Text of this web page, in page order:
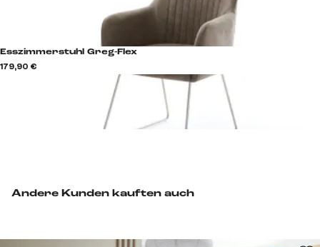
Andere Kunden kauften auch
Esszimmerstuhl Greg-Flex
179,90 €